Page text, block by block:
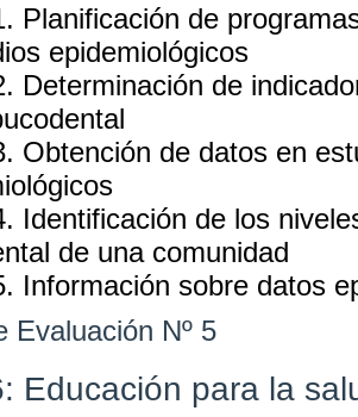
Planificación de
epidemiológicos
Determinación de
Obtención de datos en
Identificación de los
de una comunidad
Información sobre datos
Evaluación Nº 5
Educación para la